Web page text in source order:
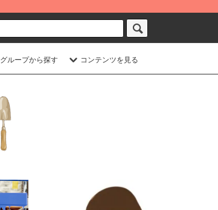
グループから探す コンテンツを見る